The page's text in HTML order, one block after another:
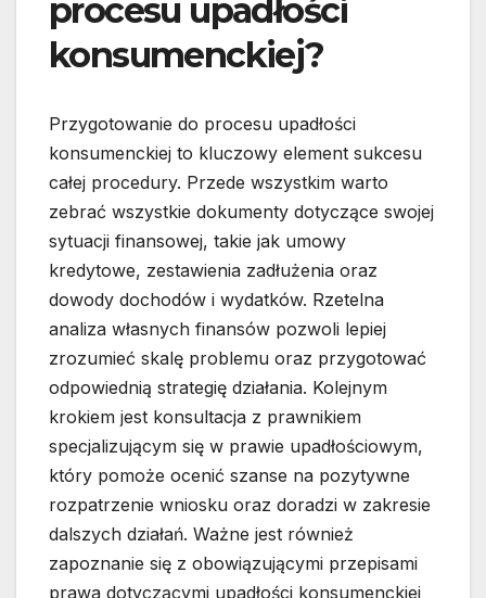
procesu upadłości
konsumenckiej?
Przygotowanie do procesu upadłości
konsumenckiej to kluczowy element sukcesu
całej procedury. Przede wszystkim warto
zebrać wszystkie dokumenty dotyczące swojej
sytuacji finansowej, takie jak umowy
kredytowe, zestawienia zadłużenia oraz
dowody dochodów i wydatków. Rzetelna
analiza własnych finansów pozwoli lepiej
zrozumieć skalę problemu oraz przygotować
odpowiednią strategię działania. Kolejnym
krokiem jest konsultacja z prawnikiem
specjalizującym się w prawie upadłościowym,
który pomoże ocenić szanse na pozytywne
rozpatrzenie wniosku oraz doradzi w zakresie
dalszych działań. Ważne jest również
zapoznanie się z obowiązującymi przepisami
prawa dotyczącymi upadłości konsumenckiej